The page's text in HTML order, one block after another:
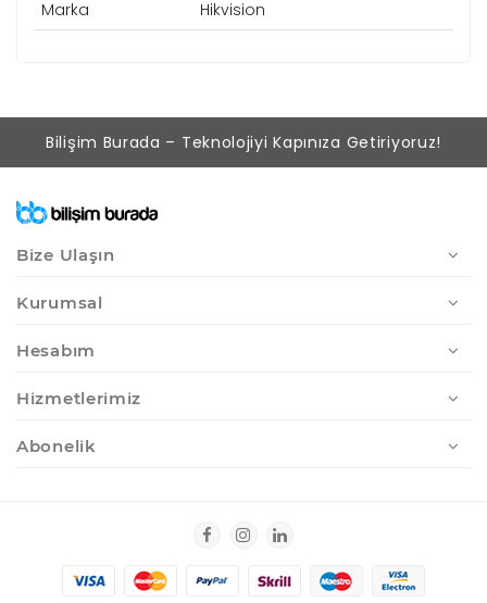
Marka
Hikvision
Bilişim Burada – Teknolojiyi Kapınıza Getiriyoruz!
Bize Ulaşın
Kurumsal
Hesabım
Hizmetlerimiz
Abonelik